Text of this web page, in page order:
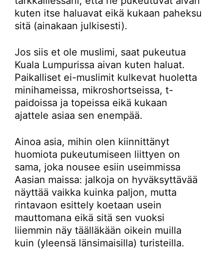
kuten itse haluavat eikä kukaan paheksu
sitä (ainakaan julkisesti).
Jos siis et ole muslimi, saat pukeutua
Kuala Lumpurissa aivan kuten haluat.
Paikalliset ei-muslimit kulkevat huoletta
minihameissa, mikroshortseissa, t-
paidoissa ja topeissa eikä kukaan
ajattele asiaa sen enempää.
Ainoa asia, mihin olen kiinnittänyt
huomiota pukeutumiseen liittyen on
sama, joka nousee esiin useimmissa
Aasian maissa: jalkoja on hyväksyttävää
näyttää vaikka kuinka paljon, mutta
rintavaon esittely koetaan usein
mauttomana eikä sitä sen vuoksi
liiemmin näy täälläkään oikein muilla
kuin (yleensä länsimaisilla) turisteilla.